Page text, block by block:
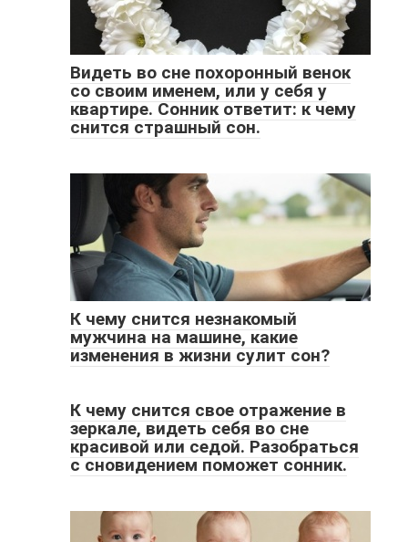
Видеть во сне похоронный венок
со своим именем, или у себя у
квартире. Сонник ответит: к чему
снится страшный сон.
К чему снится незнакомый
мужчина на машине, какие
изменения в жизни сулит сон?
К чему снится свое отражение в
зеркале, видеть себя во сне
красивой или седой. Разобраться
с сновидением поможет сонник.